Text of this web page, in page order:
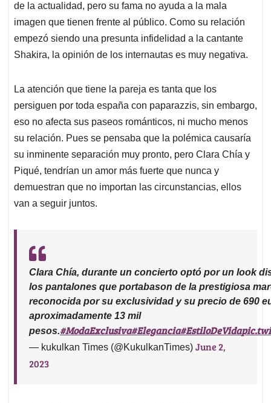
A
p
p
o
o
k
d
I
n
d
s
de la actualidad, pero su fama no ayuda a la mala
imagen que tienen frente al público. Como su relación
empezó siendo una presunta infidelidad a la cantante
Shakira, la opinión de los internautas es muy negativa.
La atención que tiene la pareja es tanta que los
persiguen por toda españa con paparazzis, sin embargo,
eso no afecta sus paseos románticos, ni mucho menos
su relación. Pues se pensaba que la polémica causaría
su inminente separación muy pronto, pero Clara Chía y
Piqué, tendrían un amor más fuerte que nunca y
demuestran que no importan las circunstancias, ellos
van a seguir juntos.
Clara Chía, durante un concierto optó por un look
los pantalones que portabason de la prestigiosa
reconocida por su exclusividad y su precio de 690
aproximadamente 13 mil
pesos.#ModaExclusiva#Elegancia#EstiloDeVida
— kukulkan Times (@KukulkanTimes) June 2,
2023